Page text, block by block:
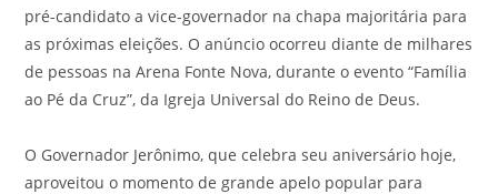
pré-candidato a vice-governador na chapa majoritária para
as próximas eleições. O anúncio ocorreu diante de milhares
de pessoas na Arena Fonte Nova, durante o evento “Família
ao Pé da Cruz”, da Igreja Universal do Reino de Deus.
O Governador Jerônimo, que celebra seu aniversário hoje,
aproveitou o momento de grande apelo popular para